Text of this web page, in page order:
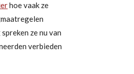
hoe vaak ze
ze nu van
verbieden